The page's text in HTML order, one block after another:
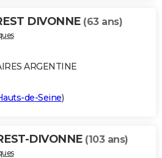
DIVONNE (63 ans)
ARGENTINE
de-Seine)
DIVONNE (103 ans)